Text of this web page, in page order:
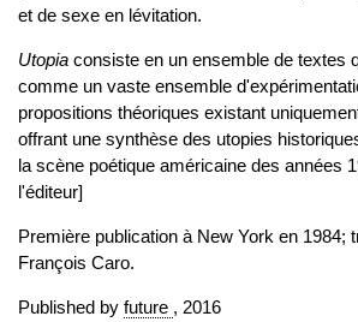
et de sexe en lévitation.
Utopia consiste en un ensemble de textes
comme un vaste ensemble
propositions théoriques existant
offrant une synthèse des utopies
la scène poétique américaine des années
l'éditeur]
Première publication à New York en 1984;
François Caro.
Published by future , 2016